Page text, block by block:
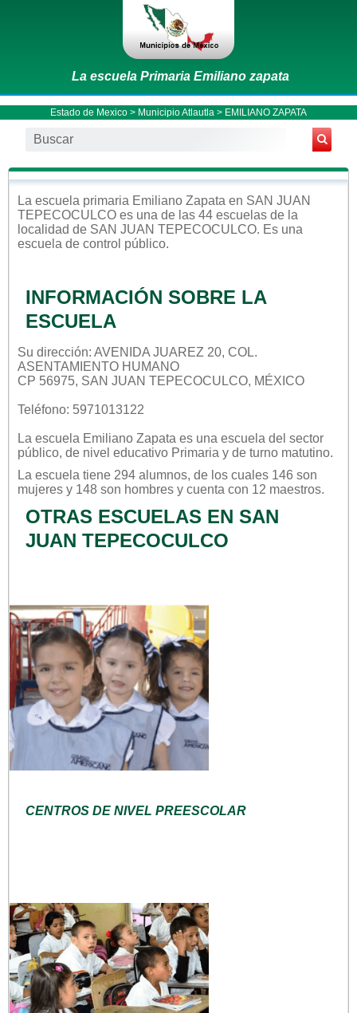
La escuela Primaria Emiliano zapata
Estado de Mexico > Municipio Atlautla > EMILIANO ZAPATA
La escuela primaria Emiliano Zapata en SAN JUAN
TEPECOCULCO es una de las 44 escuelas de la
localidad de SAN JUAN TEPECOCULCO. Es una
escuela de control público.
INFORMACIÓN SOBRE LA
ESCUELA
Su dirección: AVENIDA JUAREZ 20, COL.
ASENTAMIENTO HUMANO
CP 56975, SAN JUAN TEPECOCULCO, MÉXICO
Teléfono: 5971013122
La escuela Emiliano Zapata es una escuela del sector
público, de nivel educativo Primaria y de turno matutino.
La escuela tiene 294 alumnos, de los cuales 146 son
mujeres y 148 son hombres y cuenta con 12 maestros.
OTRAS ESCUELAS EN SAN
JUAN TEPECOCULCO
CENTROS DE NIVEL PREESCOLAR